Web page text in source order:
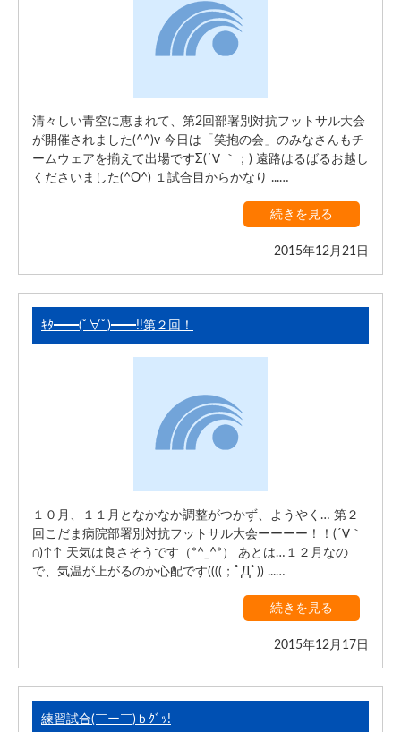
清々しい青空に恵まれて、第2回部署別対抗フットサル大会
が開催されました(^^)v 今日は「笑抱の会」のみなさんもチ
ームウェアを揃えて出場ですΣ(´∀ ｀；) 遠路はるばるお越し
くださいました(^O^) １試合目からかなり ...…
続きを見る
2015年12月21日
ｷﾀ━━(ﾟ∀ﾟ)━━!!第２回！
１０月、１１月となかなか調整がつかず、ようやく… 第２
回こだま病院部署別対抗フットサル大会ーーーー！！(´∀｀
∩)↑↑ 天気は良さそうです（*^_^*） あとは…１２月なの
で、気温が上がるのか心配です((((；ﾟДﾟ)) ...…
続きを見る
2015年12月17日
練習試合(￣ー￣)ｂｸﾞｯ!